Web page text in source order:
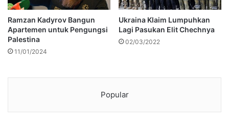
Ramzan Kadyrov Bangun
Apartemen untuk Pengungsi
Palestina
11/01/2024
Ukraina Klaim Lumpuhkan
Lagi Pasukan Elit Chechnya
02/03/2022
Popular